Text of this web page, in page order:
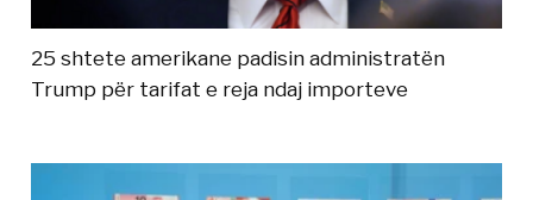
25 shtete amerikane padisin administratën
Trump për tarifat e reja ndaj importeve